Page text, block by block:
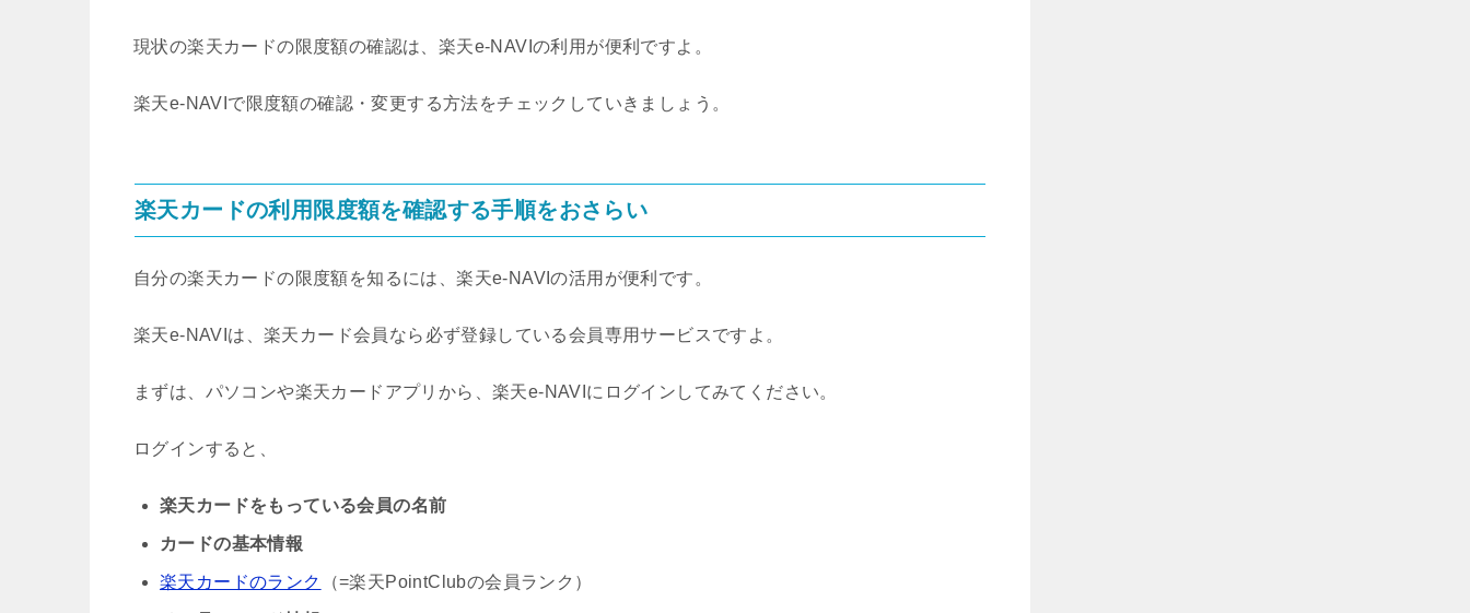
現状の楽天カードの限度額の確認は、楽天e-NAVIの利用が便利ですよ。
楽天e-NAVIで限度額の確認・変更する方法をチェックしていきましょう。
楽天カードの利用限度額を確認する手順をおさらい
自分の楽天カードの限度額を知るには、楽天e-NAVIの活用が便利です。
楽天e-NAVIは、楽天カード会員なら必ず登録している会員専用サービスですよ。
まずは、パソコンや楽天カードアプリから、楽天e-NAVIにログインしてみてください。
ログインすると、
楽天カードをもっている会員の名前
カードの基本情報
楽天カードのランク （=楽天PointClubの会員ランク）